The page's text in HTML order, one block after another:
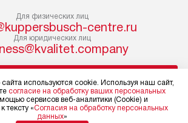
если размеры
ему пройти
проем, сотрудники
не могут
дверцы, ручки или
элементы, так
к отказу
разблокировку
соединение
монтаж
на место с
подключение к
Для физических лиц
centre.ru
Для юридических лиц
конфиденциальности
Условия продажи
используются cookie. Используя наш сайт,
согласие на обработку ваших персональных
сервисов веб-аналитики (Cookie) и
тексту «Согласия на обработку персональных
данных»